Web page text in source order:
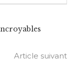
Article suivant